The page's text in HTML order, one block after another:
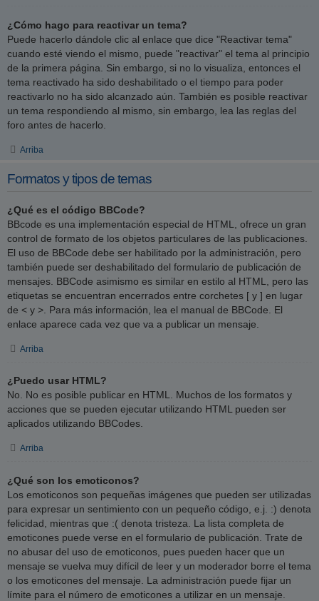
¿Cómo hago para reactivar un tema?
Puede hacerlo dándole clic al enlace que dice "Reactivar tema"
cuando esté viendo el mismo, puede "reactivar" el tema al principio
de la primera página. Sin embargo, si no lo visualiza, entonces el
tema reactivado ha sido deshabilitado o el tiempo para poder
reactivarlo no ha sido alcanzado aún. También es posible reactivar
un tema respondiendo al mismo, sin embargo, lea las reglas del
foro antes de hacerlo.
Arriba
Formatos y tipos de temas
¿Qué es el código BBCode?
BBcode es una implementación especial de HTML, ofrece un gran
control de formato de los objetos particulares de las publicaciones.
El uso de BBCode debe ser habilitado por la administración, pero
también puede ser deshabilitado del formulario de publicación de
mensajes. BBCode asimismo es similar en estilo al HTML, pero las
etiquetas se encuentran encerrados entre corchetes [ y ] en lugar
de < y >. Para más información, lea el manual de BBCode. El
enlace aparece cada vez que va a publicar un mensaje.
Arriba
¿Puedo usar HTML?
No. No es posible publicar en HTML. Muchos de los formatos y
acciones que se pueden ejecutar utilizando HTML pueden ser
aplicados utilizando BBCodes.
Arriba
¿Qué son los emoticonos?
Los emoticonos son pequeñas imágenes que pueden ser utilizadas
para expresar un sentimiento con un pequeño código, e.j. :) denota
felicidad, mientras que :( denota tristeza. La lista completa de
emoticones puede verse en el formulario de publicación. Trate de
no abusar del uso de emoticonos, pues pueden hacer que un
mensaje se vuelva muy difícil de leer y un moderador borre el tema
o los emoticones del mensaje. La administración puede fijar un
límite para el número de emoticones a utilizar en un mensaje.